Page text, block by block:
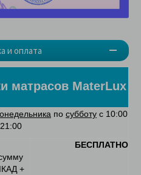
и оплата
матрасов MaterLux
по субботу с 10:00
+
БЕСПЛАТНО